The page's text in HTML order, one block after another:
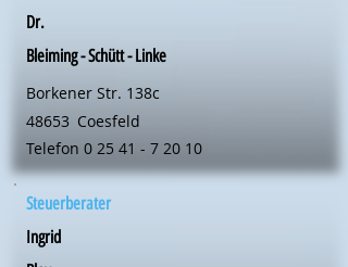
Dr.
Bleiming - Schütt - Linke
Borkener Str. 138c
48653 Coesfeld
Telefon 0 25 41 - 7 20 10
Steuerberater
Ingrid